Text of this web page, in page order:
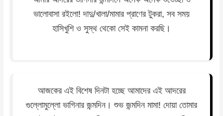
ভালোবাসা রইলো! দাদু/খালা/মামার প্রাণের টুকরা, সব সময়
হাসিখুশি ও সুস্থ থেকো সেই কামনা করছি।
আজকের এই বিশেষ দিনটা হচ্ছে আমাদের এই আদরের
গুল্লোমুল্লো ভাগিনার জন্মদিন। শুভ জন্মদিন মামা! দোয়া তোমার